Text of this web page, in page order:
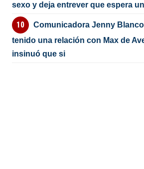
sexo y deja entrever que espera
Comunicadora Jenny
tenido una relación con Max de
insinuó que si